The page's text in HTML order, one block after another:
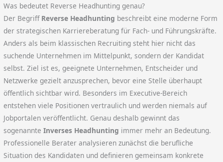
Was bedeutet Reverse Headhunting genau?
Der Begriff Reverse Headhunting beschreibt eine moderne Form
der strategischen Karriereberatung für Fach- und Führungskräfte.
Anders als beim klassischen Recruiting steht hier nicht das
suchende Unternehmen im Mittelpunkt, sondern der Kandidat
selbst. Ziel ist es, geeignete Unternehmen, Entscheider und
Netzwerke gezielt anzusprechen, bevor eine Stelle überhaupt
öffentlich sichtbar wird. Besonders im Executive-Bereich
entstehen viele Positionen vertraulich und werden niemals auf
Jobportalen veröffentlicht. Genau deshalb gewinnt das
sogenannteInverses Headhunting immer mehr an Bedeutung.
Professionelle Berater analysieren zunächst die berufliche
Situation des Kandidaten und definieren gemeinsam konkrete